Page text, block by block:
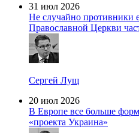
31 июл 2026
Не случайно противники
Православной Церкви
Сергей Лущ
20 июл 2026
В Европе все больше
«проекта Украина»